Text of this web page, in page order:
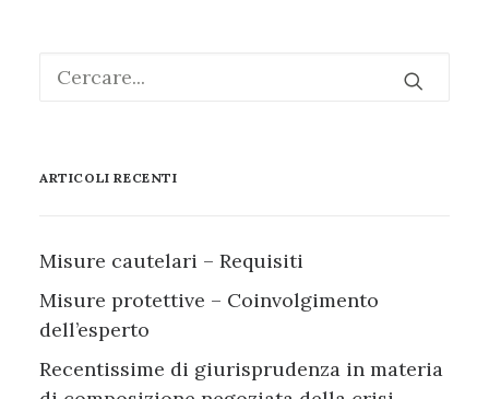
ARTICOLI RECENTI
Misure cautelari – Requisiti
Misure protettive – Coinvolgimento
dell’esperto
Recentissime di giurisprudenza in materia